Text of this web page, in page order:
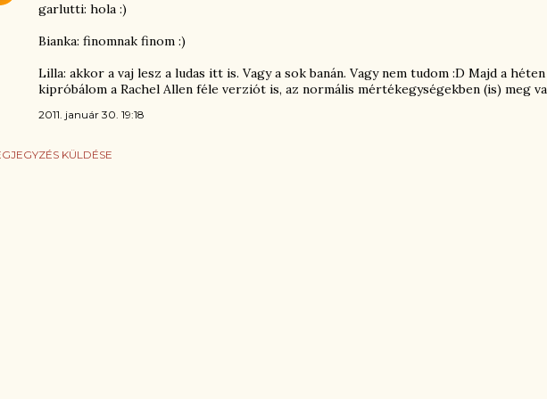
garlutti: hola :)
Bianka: finomnak finom :)
Lilla: akkor a vaj lesz a ludas itt is. Vagy a sok banán. Vagy nem tudom :D Majd a héten
kipróbálom a Rachel Allen féle verziót is, az normális mértékegységekben (is) meg
2011. január 30. 19:18
KÜLDÉSE